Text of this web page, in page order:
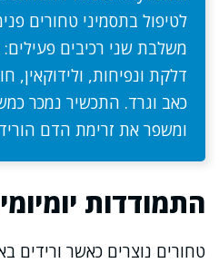
לטיפול בתסמיני טחורים
משלבת שני רכיבים
דלקת ונפיחות,
כאב וגרד. התכשיר נמכר
ומשפר את זרימת הדם
התמודדות
טחורים נוצרים כאשר ורידים